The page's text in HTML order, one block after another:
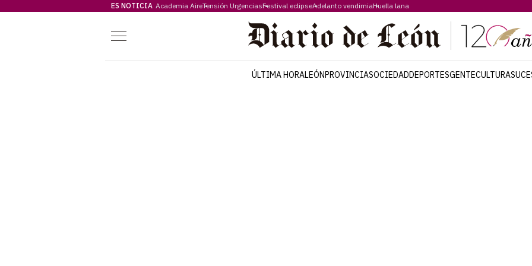
ES NOTICIA Academia AireTensión UrgenciasFestival eclipseAdelanto vendimiaHuella lana
Menú
ÚLTIMA HORALEÓNPROVINCIASOCIEDADDEPORTESGENTECULTURA